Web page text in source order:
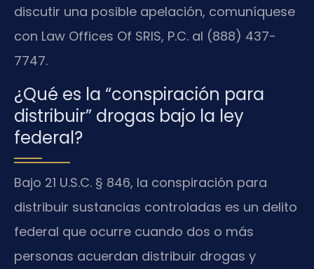
discutir una posible apelación, comuníquese
con Law Offices Of SRIS, P.C. al (888) 437-
7747.
¿Qué es la “conspiración para
distribuir” drogas bajo la ley
federal?
Bajo 21 U.S.C. § 846, la conspiración para
distribuir sustancias controladas es un delito
federal que ocurre cuando dos o más
personas acuerdan distribuir drogas y